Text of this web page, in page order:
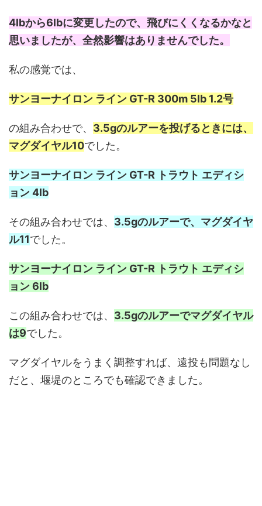
4lbから6lbに変更したので、飛びにくくなるかなと
思いましたが、全然影響はありませんでした。
私の感覚では、
サンヨーナイロン ライン GT-R 300m 5lb 1.2号
の組み合わせで、 3.5gのルアーを投げるときには、
マグダイヤル10でした。
サンヨーナイロン ライン GT-R トラウト エディシ
ョン 4lb
その組み合わせでは、 3.5gのルアーで、マグダイヤ
ル11でした。
サンヨーナイロン ライン GT-R トラウト エディシ
ョン 6lb
この組み合わせでは、 3.5gのルアーでマグダイヤル
は9でした。
マグダイヤルをうまく調整すれば、遠投も問題なし
だと、堰堤のところでも確認できました。